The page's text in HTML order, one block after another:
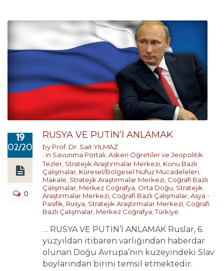
19
02/2020
0
RUSYA VE PUTİN’İ ANLAMAK
by Prof. Dr. Sait YILMAZ
in Savunma Portalı Askeri Öğretiler ve Jeopolitik
Tezler Stratejik Araştırmalar Merkezi Konu Bazlı
Çalışmalar Küresel/Bölgesel Nüfuz Mücadeleleri
Makale Stratejik Araştırmalar Merkezi Coğrafi Bazlı
Çalışmalar Merkez Coğrafya Orta Doğu Stratejik
Araştırmalar Merkezi Coğrafi Bazlı Çalışmalar Asya -
Pasifik Rusya Stratejik Araştırmalar Merkezi Coğrafi
Bazlı Çalışmalar Merkez Coğrafya ,Türkiye
… RUSYA VE PUTİN’İ ANLAMAK Ruslar, 6.
yüzyıldan itibaren varlığından haberdar
olunan Doğu Avrupa’nın kuzeyindeki Slav
boylarından birini temsil etmektedir.